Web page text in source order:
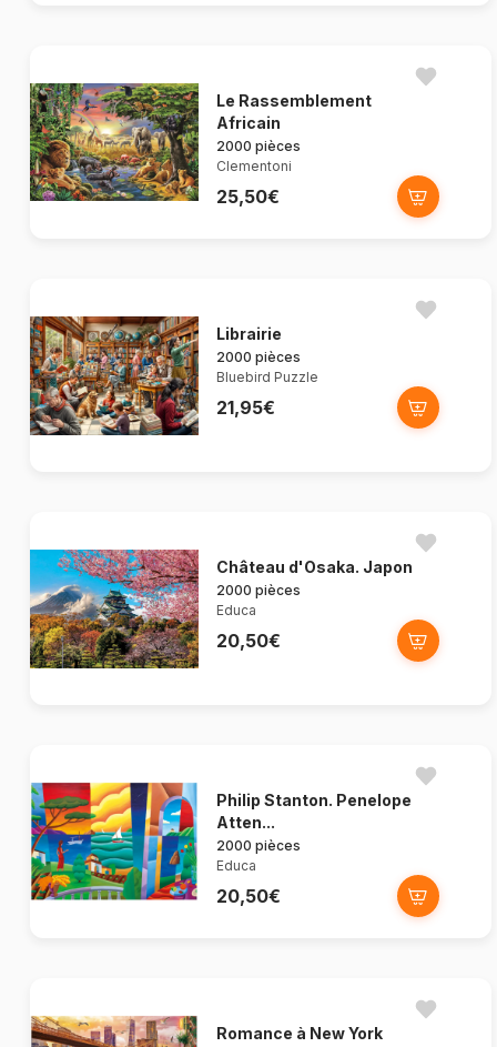
Le Rassemblement
Africain
2000 pièces
Clementoni
25,50€
Librairie
2000 pièces
Bluebird Puzzle
21,95€
Château d'Osaka. Japon
2000 pièces
Educa
20,50€
Philip Stanton. Penelope
Atten...
2000 pièces
Educa
20,50€
Romance à New York